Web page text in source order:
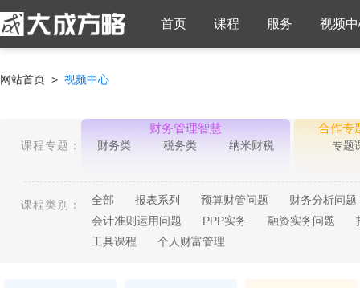
首页 课程 服务 视频
网站首页 > 视频中心
课程专题：
财务管理智慧
财务类
税务类 纳米财税
合作专
专题
课程类别： 全部 报表系列 预算财管问题
财务分析问题
会计准则运用问题
PPP实务 融资实务问题
工具课程
个人财富管理